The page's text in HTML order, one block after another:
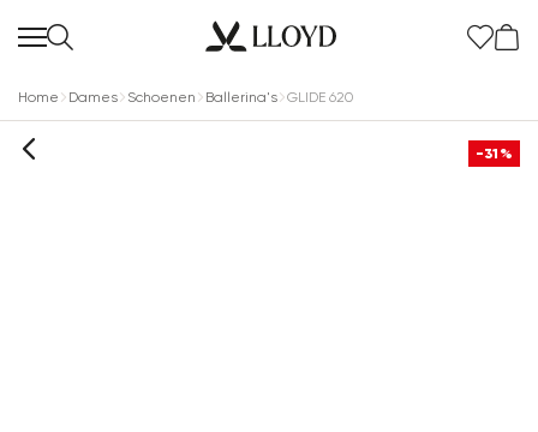
Home Dames Schoenen Ballerina's GLIDE 620
-31%